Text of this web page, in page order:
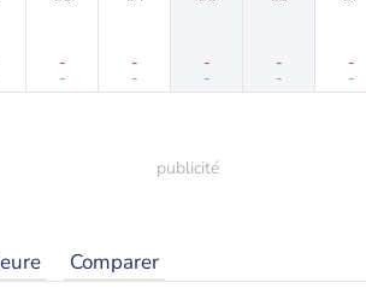
-
-
-
-
-
-
-
-
-
-
Comparer